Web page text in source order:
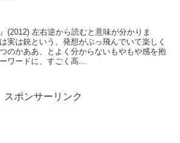
(2012) 左右逆から読むと意味が分かりま
実は銃という、発想がぶっ飛んでいて楽しく
のかああ、とよく分からないもやもや感を抱
ワードに、すごく高...
スポンサーリンク